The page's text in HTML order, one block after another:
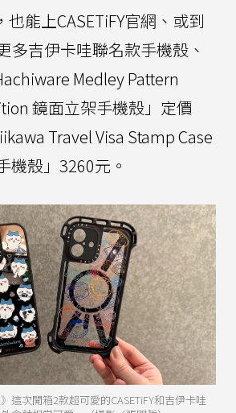
能上CASETiFY官網、或到
多吉伊卡哇聯名款手機殼、
Medley Pattern
鏡面立架手機殼」定價
Travel Visa Stamp Case
機殼」3260元。
這次開箱2款超可愛的CASETiFY和吉伊卡哇